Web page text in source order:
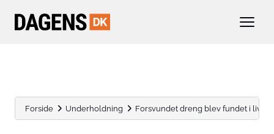
Forside Underholdning Forsvundet dreng blev fundet i live i